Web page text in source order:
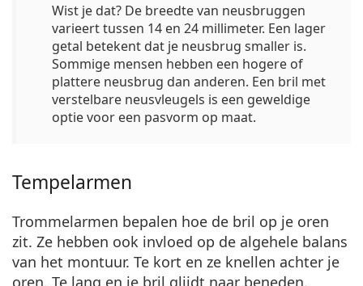
Wist je dat? De breedte van neusbruggen
varieert tussen 14 en 24 millimeter. Een lager
getal betekent dat je neusbrug smaller is.
Sommige mensen hebben een hogere of
plattere neusbrug dan anderen. Een bril met
verstelbare neusvleugels is een geweldige
optie voor een pasvorm op maat.
Tempelarmen
Trommelarmen bepalen hoe de bril op je oren
zit. Ze hebben ook invloed op de algehele balans
van het montuur. Te kort en ze knellen achter je
oren. Te lang en je bril glijdt naar beneden.